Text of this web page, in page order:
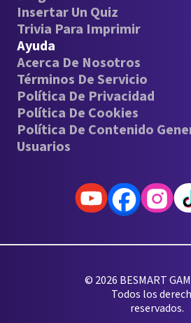
Insertar Un Quiz
Trivia Para Imprimir
Ayuda
Acerca De Nosotros
Términos De Servicio
Política De Privacidad
Política De Cookies
Política De Contenido
Usuarios
© 2026 BESMART
Todos los
reservados.